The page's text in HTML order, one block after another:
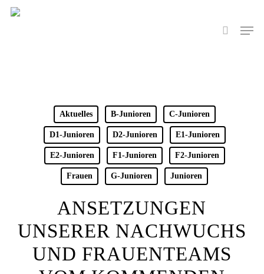
Skip
search
Menu
Aktuelles B-Junioren C-Junioren
D1-Junioren D2-Junioren E1-Junioren
E2-Junioren F1-Junioren F2-Junioren
Frauen G-Junioren Junioren
ANSETZUNGEN
UNSERER NACHWUCHS
UND FRAUENTEAMS